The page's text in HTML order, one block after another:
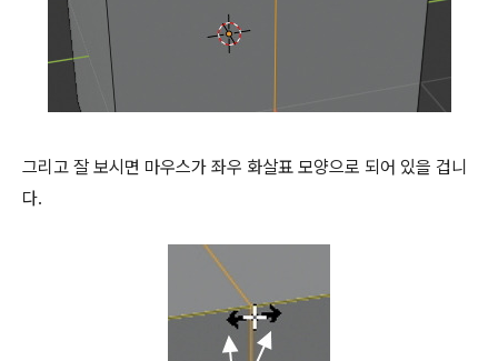
그리고 잘 보시면 마우스가 좌우 화살표 모양으로 되어 있을 겁니
다.